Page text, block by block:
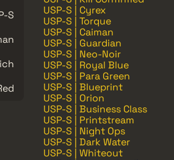
S
USP-S | Cyrex
USP-S | Torque
USP-S | Caiman
USP-S | Guardian
USP-S | Neo-Noir
USP-S | Royal Blue
USP-S | Para Green
USP-S | Blueprint
USP-S | Orion
USP-S | Business Class
USP-S | Printstream
USP-S | Night Ops
USP-S | Dark Water
USP-S | Whiteout